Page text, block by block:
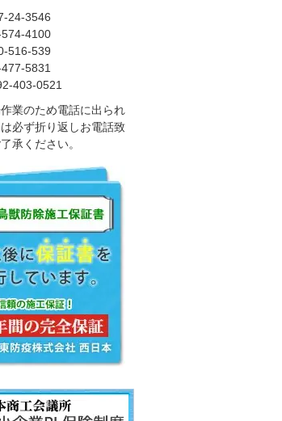
24-3546
4100
516-539
5831
403-0521
業のため電話に出られ
必ず折り返しお電話致
承ください。